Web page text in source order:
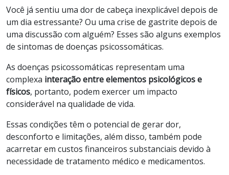
Você já sentiu uma dor de cabeça inexplicável depois de
um dia estressante? Ou uma crise de gastrite depois de
uma discussão com alguém? Esses são alguns exemplos
de sintomas de doenças psicossomáticas.
As doenças psicossomáticas representam uma
complexa interação entre elementos psicológicos e
físicos, portanto, podem exercer um impacto
considerável na qualidade de vida.
Essas condições têm o potencial de gerar dor,
desconforto e limitações, além disso, também pode
acarretar em custos financeiros substanciais devido à
necessidade de tratamento médico e medicamentos.